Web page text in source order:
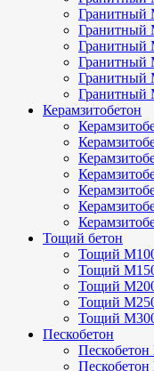
Гранитный
Гранитный
Гранитный
Гранитный
Гранитный
Гранитный
Керамзитобетон
Тощий бетон
Тощий
Тощий
Тощий
Тощий
Тощий
Пескобетон